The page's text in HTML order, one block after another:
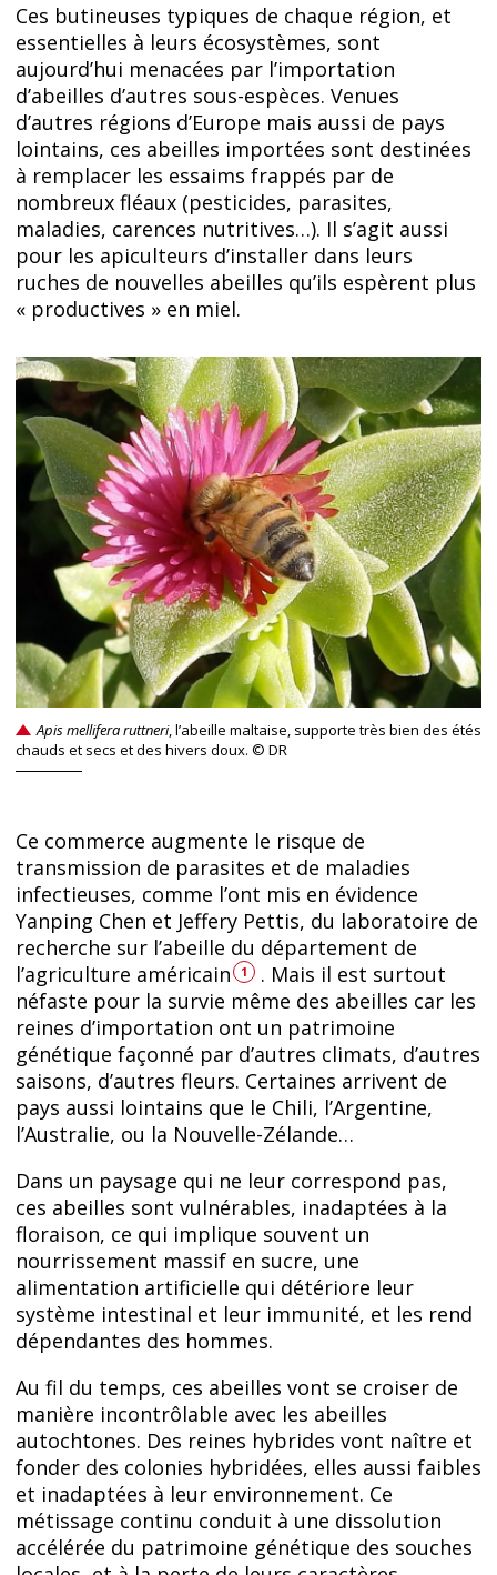
Ces butineuses typiques de chaque région, et
essentielles à leurs écosystèmes, sont
aujourd’hui menacées par l’importation
d’abeilles d’autres sous-espèces. Venues
d’autres régions d’Europe mais aussi de pays
lointains, ces abeilles importées sont destinées
à remplacer les essaims frappés par de
nombreux fléaux (pesticides, parasites,
maladies, carences nutritives…). Il s’agit aussi
pour les apiculteurs d’installer dans leurs
ruches de nouvelles abeilles qu’ils espèrent plus
« productives » en miel.
Apis mellifera ruttneri, l’abeille maltaise, supporte très bien des étés
chauds et secs et des hivers doux. © DR
Ce commerce augmente le risque de
transmission de parasites et de maladies
infectieuses, comme l’ont mis en évidence
Yanping Chen et Jeffery Pettis, du laboratoire de
recherche sur l’abeille du département de
l’agriculture américain
1
. Mais il est surtout
néfaste pour la survie même des abeilles car les
reines d’importation ont un patrimoine
génétique façonné par d’autres climats, d’autres
saisons, d’autres fleurs. Certaines arrivent de
pays aussi lointains que le Chili, l’Argentine,
l’Australie, ou la Nouvelle-Zélande…
Dans un paysage qui ne leur correspond pas,
ces abeilles sont vulnérables, inadaptées à la
floraison, ce qui implique souvent un
nourrissement massif en sucre, une
alimentation artificielle qui détériore leur
système intestinal et leur immunité, et les rend
dépendantes des hommes.
Au fil du temps, ces abeilles vont se croiser de
manière incontrôlable avec les abeilles
autochtones. Des reines hybrides vont naître et
fonder des colonies hybridées, elles aussi faibles
et inadaptées à leur environnement. Ce
métissage continu conduit à une dissolution
accélérée du patrimoine génétique des souches